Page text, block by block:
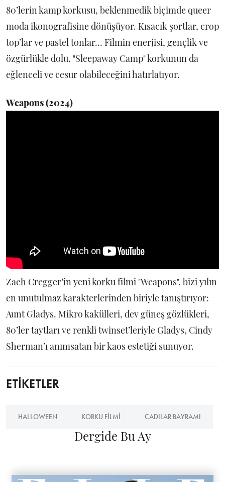
80’lerin kamp korkusu, beklenmedik biçimde queer
moda ikonografisine dönüşüyor. Kısacık şortlar, crop
top’lar ve pastel tonlar… Filmin enerjisi, gençlik ve
özgürlükle dolu. "Sleepaway Camp" korkunun da
eğlenceli ve cesur olabileceğini hatırlatıyor.
Weapons (2024)
Zach Cregger’in yeni korku filmi "Weapons", bizi yılın
en unutulmaz karakterlerinden biriyle tanıştırıyor:
Aunt Gladys. Mikro kakülleri, dev güneş gözlükleri,
80’ler taytları ve renkli twinset’leriyle Gladys, Cindy
Sherman’ı anımsatan bir kaos estetiği sunuyor.
ETİKETLER
HALLOWEEN KORKU FILMI CADILAR BAYRAMI
Dergide Bu Ay